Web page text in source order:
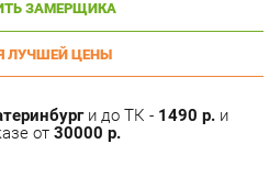
и до ТК -
от30000 р.
месяцев -